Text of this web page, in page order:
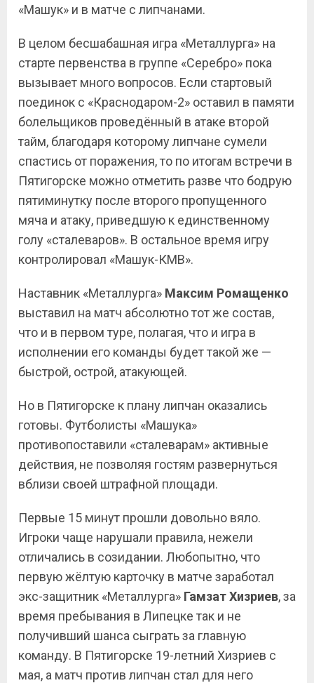
«Машук» и в матче с липчанами.
В целом бесшабашная игра «Металлурга» на
старте первенства в группе «Серебро» пока
вызывает много вопросов. Если стартовый
поединок с «Краснодаром-2» оставил в памяти
болельщиков проведённый в атаке второй
тайм, благодаря которому липчане сумели
спастись от поражения, то по итогам встречи в
Пятигорске можно отметить разве что бодрую
пятиминутку после второго пропущенного
мяча и атаку, приведшую к единственному
голу «сталеваров». В остальное время игру
контролировал «Машук-КМВ».
Наставник «Металлурга» Максим Ромащенко
выставил на матч абсолютно тот же состав,
что и в первом туре, полагая, что и игра в
исполнении его команды будет такой же —
быстрой, острой, атакующей.
Но в Пятигорске к плану липчан оказались
готовы. Футболисты «Машука»
противопоставили «сталеварам» активные
действия, не позволяя гостям развернуться
вблизи своей штрафной площади.
Первые 15 минут прошли довольно вяло.
Игроки чаще нарушали правила, нежели
отличались в созидании. Любопытно, что
первую жёлтую карточку в матче заработал
экс-защитник «Металлурга» Гамзат Хизриев, за
время пребывания в Липецке так и не
получивший шанса сыграть за главную
команду. В Пятигорске 19-летний Хизриев с
мая, а матч против липчан стал для него